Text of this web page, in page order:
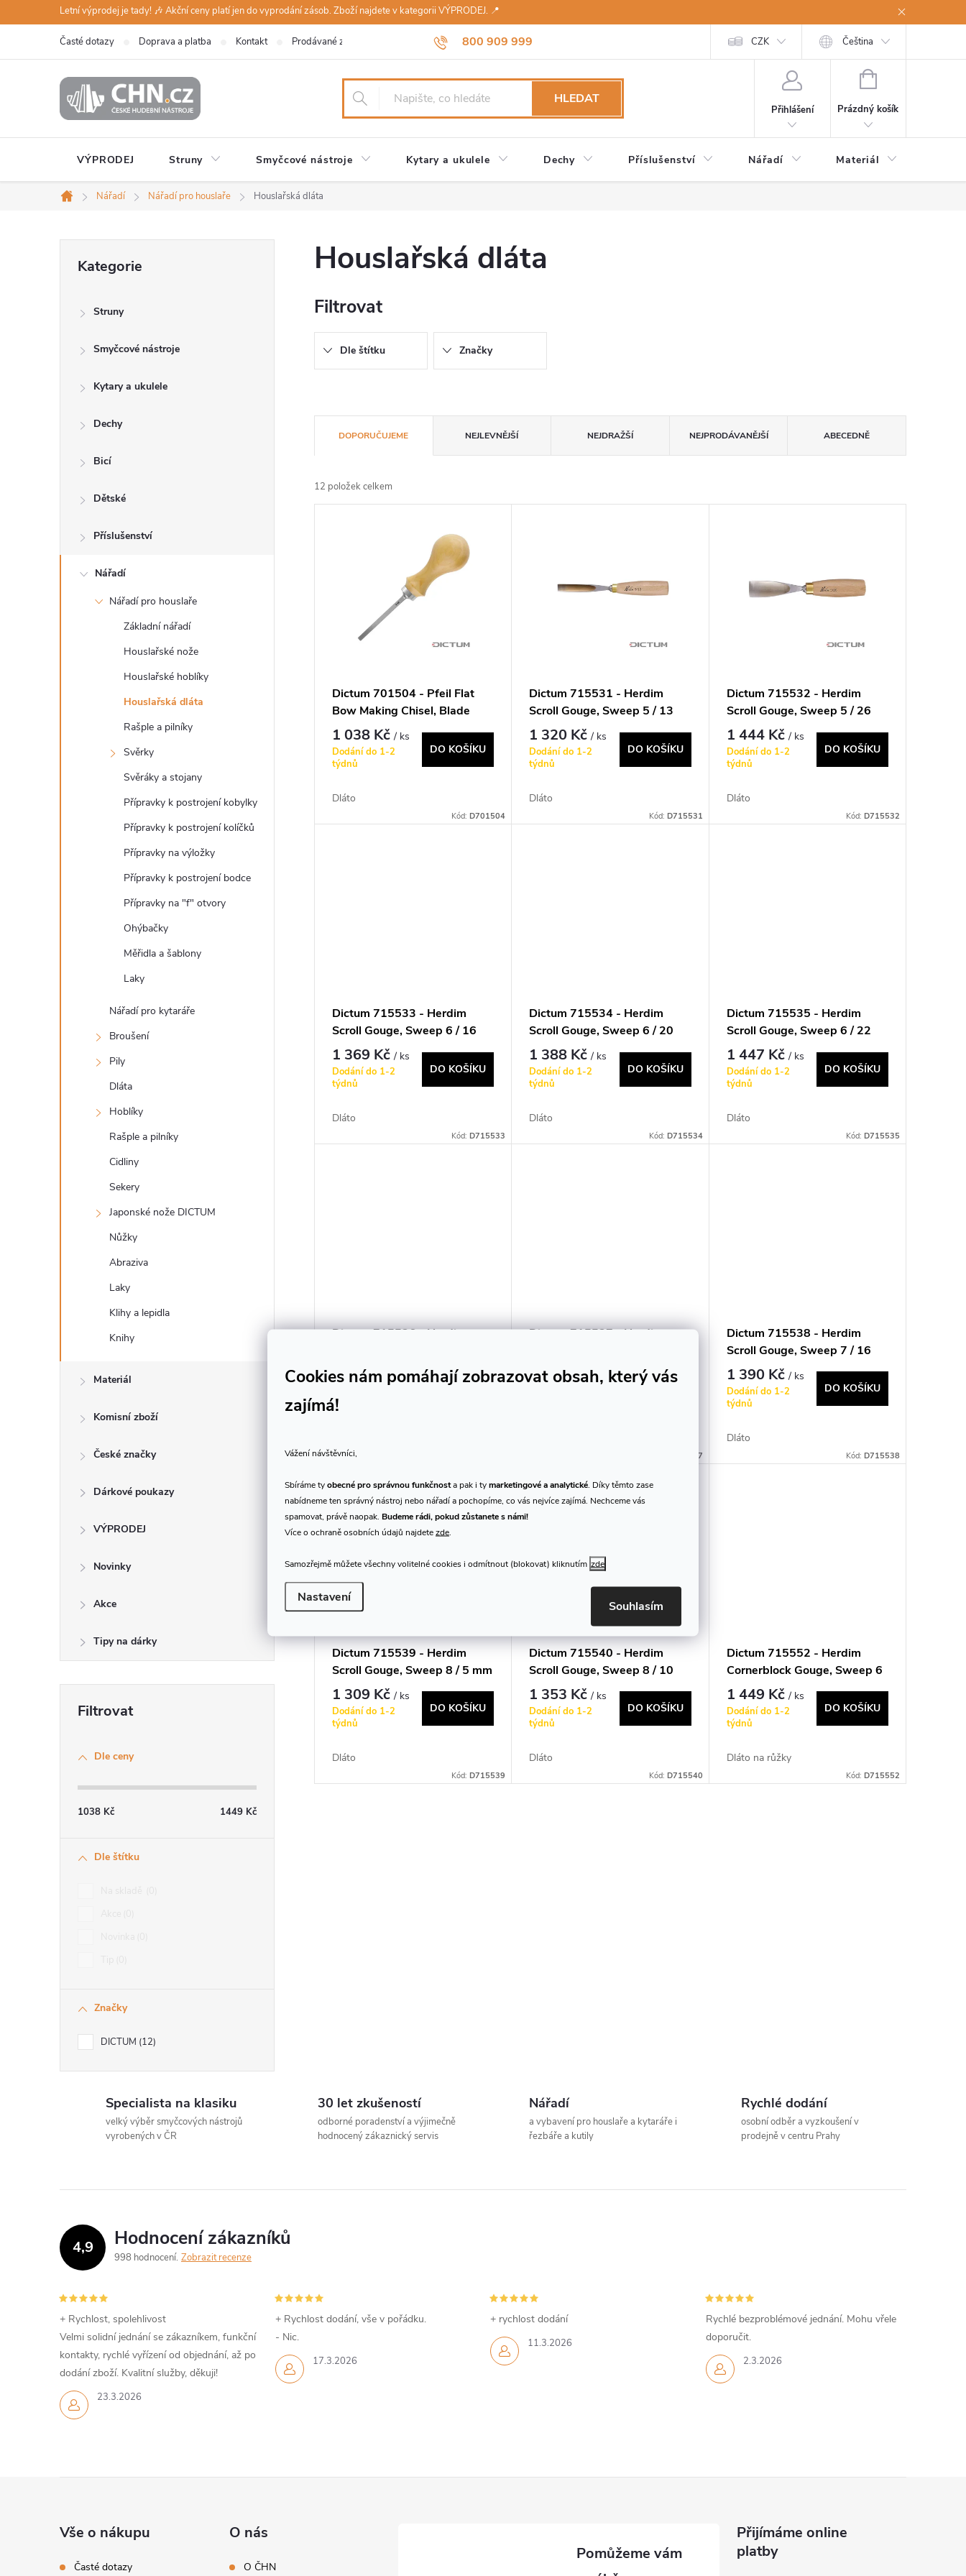
Cookies nám pomáhají zobrazovat obsah, který vás
zajímá!
Vážení návštěvníci,
Sbíráme tyobecné pro správnou funkčnosta pak i tymarketingové a analytické . Díky těmto zase
nabídneme ten správný nástroj nebo nářadí a pochopíme, co vás nejvíce zajímá. Nechceme vás
spamovat, právě naopak. Budeme rádi, pokud zůstanete s námi!
Více o ochraně osobních údajů najdetezde
Samozřejmě můžete všechny volitelné cookies i odmítnout (blokovat) kliknutím zde
Nastavení
Souhlasím
na
Letní výprodej je tady! 🎶 Akční ceny platí jen do vyprodání zásob. Zboží najdete v kategorii VÝPRODEJ. 📍
800 909 999
Časté dotazy Doprava a platba Kontakt Prodávané značky Návody a údržba Reklamace Odstoupení od kupní smlouvy
CZK Čeština
HLEDAT
Přihlášení
NÁKUPNÍ
Prázdný košík
VÝPRODEJ Struny Smyčcové nástroje Kytary a ukulele Dechy Příslušenství Nářadí Materiál
Domů
Nářadí Nářadí pro houslaře Houslařská dláta
kategorie
Kategorie
Struny
Smyčcové nástroje
Kytary a ukulele
Dechy
Bicí
Dětské
Příslušenství
Nářadí
Nářadí pro houslaře
Základní nářadí
Houslařské nože
Houslařské hoblíky
Houslařská dláta
Rašple a pilníky
Svěrky
Svěráky a stojany
Přípravky k postrojení kobylky
Přípravky k postrojení kolíčků
Přípravky na výložky
Přípravky k postrojení bodce
Přípravky na "f" otvory
Ohýbačky
Měřidla a šablony
Laky
Nářadí pro kytaráře
Broušení
Pily
Dláta
Hoblíky
Rašple a pilníky
Cidliny
Sekery
Japonské nože DICTUM
Nůžky
Abraziva
Laky
Klihy a lepidla
Knihy
Materiál
Komisní zboží
České značky
Dárkové poukazy
VÝPRODEJ
Novinky
Akce
Tipy na dárky
Dle ceny
1038 Kč 1449 Kč
Dle štítku
Značky
DICTUM 12
Houslařská dláta
Filtrovat
Dle štítku Značky
a
z
k
DOPORUČUJEME NEJLEVNĚJŠÍ NEJDRAŽŠÍ NEJPRODÁVANĚJŠÍ ABECEDNĚ
12 položek celkem
Dictum 701504 - Pfeil Flat
Bow Making Chisel, Blade
Width 5 mm
1 038 Kč/ ks
Dodání do 1-2
týdnů
DO KOŠÍKU
Dláto
Kód:D701504
Dictum 715531 - Herdim
Scroll Gouge, Sweep 5 / 13
mm
1 320 Kč/ ks
Dodání do 1-2
týdnů
DO KOŠÍKU
Dláto
Kód: D715531
Dictum 715532 - Herdim
Scroll Gouge, Sweep 5 / 26
mm
1 444 Kč/ ks
Dodání do 1-2
týdnů
DO KOŠÍKU
Dláto
Kód: D715532
Dictum 715533 - Herdim
Scroll Gouge, Sweep 6 / 16
mm
1 369 Kč/ ks
Dodání do 1-2
týdnů
DO KOŠÍKU
Dláto
Kód:D715533
Dictum 715534 - Herdim
Scroll Gouge, Sweep 6 / 20
mm
1 388 Kč/ ks
Dodání do 1-2
týdnů
DO KOŠÍKU
Dláto
Kód: D715534
Dictum 715535 - Herdim
Scroll Gouge, Sweep 6 / 22
mm
1 447 Kč/ ks
Dodání do 1-2
týdnů
DO KOŠÍKU
Dláto
Kód: D715535
Dictum 715536 - Herdim
1 326 Kč/ ks
týdnů
DO KOŠÍKU
Dictum 715537 - Herdim
mm
1 364 Kč/ ks
DO KOŠÍKU
D715537
Dictum 715538 - Herdim
Scroll Gouge, Sweep 7 / 16
mm
1 390 Kč/ ks
Dodání do 1-2
týdnů
DO KOŠÍKU
Dláto
Kód: D715538
Dictum 715539 - Herdim
Scroll Gouge, Sweep 8 / 5 mm
1 309 Kč/ ks
Dodání do 1-2
týdnů
DO KOŠÍKU
Dláto
Kód:D715539
Dictum 715540 - Herdim
Scroll Gouge, Sweep 8 / 10
mm
1 353 Kč/ ks
Dodání do 1-2
týdnů
DO KOŠÍKU
Dláto
Kód: D715540
Dictum 715552 - Herdim
Cornerblock Gouge, Sweep 6
/ 26 mm
1 449 Kč/ ks
Dodání do 1-2
týdnů
DO KOŠÍKU
Dláto na růžky
Kód: D715552
r
v
y
i
s
u
Specialista na klasiku
velký výběr smyčcových nástrojů
vyrobených v ČR
30 let zkušeností
odborné poradenství a výjimečně
hodnocený zákaznický servis
Nářadí
a vybavení pro houslaře a kytaráře i
řezbáře a kutily
Rychlé dodání
osobní odběr a vyzkoušení v
prodejně v centru Prahy
4,9 Hodnocení zákazníků
998 hodnocení Zobrazit recenze
23.3.2026
+ Rychlost, spolehlivost
Velmi solidní jednání se zákazníkem, funkční
kontakty, rychlé vyřízení od objednání, až po
dodání zboží. Kvalitní služby, děkuji!
17.3.2026
+ Rychlost dodání, vše v pořádku.
- Nic.
11.3.2026
+ rychlost dodání
2.3.2026
Rychlé bezproblémové jednání. Mohu vřele
doporučit.
Vše o nákupu
Časté dotazy
O nás
O ČHN
Přijímáme online
platby